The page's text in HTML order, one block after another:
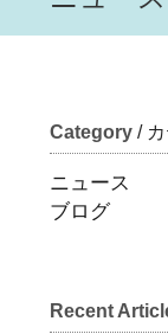
Category /
ニュース
ブログ
Recent